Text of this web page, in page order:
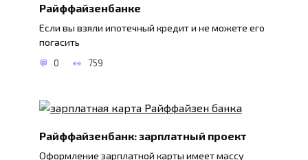
Райффайзенбанке
Если вы взяли ипотечный кредит и не можете его
погасить
0 759
Райффайзенбанк: зарплатный проект
Оформление зарплатной карты имеет массу